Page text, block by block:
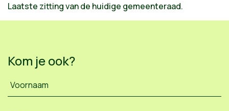
Laatste zitting van de huidige gemeenteraad.
Kom je ook?
Voornaam